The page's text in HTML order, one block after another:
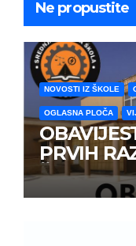
Ne propustite
NOVOSTI IZ ŠKOLE
OGLASNA PLOČA
PRVIH RAZREDA U
GODINE